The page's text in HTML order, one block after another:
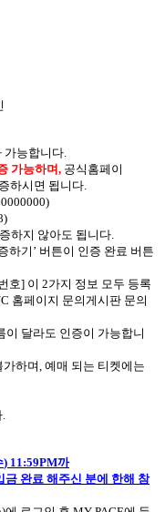
가능합니다
가능하며, 공식홈페이
하시면 됩니다
하지 않아도 됩니다
하기’ 버튼이 인증 완료 버튼
호] 이 2가지 정보 모두 등록
홈페이지 문의게시판 문의
이 달라도 인증이 가능합니
가하며 예매 되는 티켓에는
) 11:59PM까
금 완료 해주신 분에 한해 참